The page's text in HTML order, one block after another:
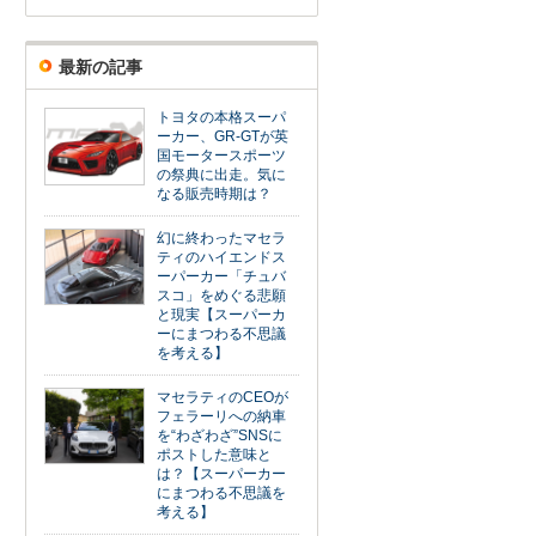
最新の記事
トヨタの本格スーパ
ーカー、GR-GTが英
国モータースポーツ
の祭典に出走。気に
なる販売時期は？
幻に終わったマセラ
ティのハイエンドス
ーパーカー「チュバ
スコ」をめぐる悲願
と現実【スーパーカ
ーにまつわる不思議
を考える】
マセラティのCEOが
フェラーリへの納車
を“わざわざ”SNSに
ポストした意味と
は？【スーパーカー
にまつわる不思議を
考える】